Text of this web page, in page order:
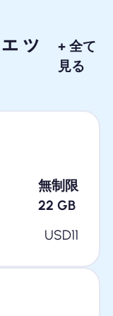
ッ
+ 全て
見る
無制限
22 GB
USD11